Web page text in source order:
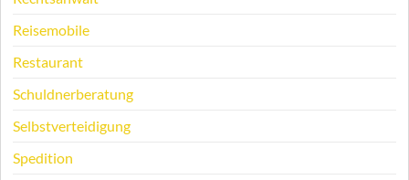
Reisemobile
Restaurant
Schuldnerberatung
Selbstverteidigung
Spedition